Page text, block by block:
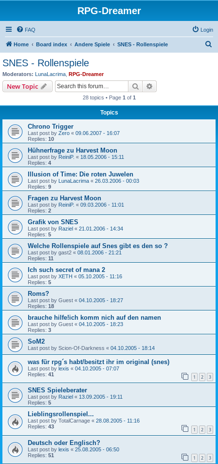
RPG-Dreamer
FAQ Login
Home Board index Andere Spiele SNES - Rollenspiele
SNES - Rollenspiele
Moderators: LunaLacrima RPG-Dreamer
New Topic Search
28 topics • Page 1 of 1
Topics
Chrono Trigger
Last post by Zero « 09.06.2007 - 16:07
Replies: 10
Hühnerfrage zu Harvest Moon
Last post by ReiniP. « 18.05.2006 - 15:11
Replies: 4
Illusion of Time: Die roten Juwelen
Last post by LunaLacrima « 26.03.2006 - 00:03
Replies: 9
Fragen zu Harvest Moon
Last post by ReiniP. « 09.03.2006 - 11:01
Replies: 2
Grafik von SNES
Last post by Raziel « 21.01.2006 - 14:34
Replies: 5
Welche Rollenspiele auf Snes gibt es den so ?
Last post by gast2 « 08.01.2006 - 21:21
Replies: 11
Ich such secret of mana 2
Last post by XETH « 05.10.2005 - 11:16
Replies: 5
Roms?
Last post by Guest « 04.10.2005 - 18:27
Replies: 18
brauche hilfe!ich komm nich auf den namen
Last post by Guest « 04.10.2005 - 18:23
Replies: 3
SoM2
Last post by Scion-Of-Darkness « 04.10.2005 - 18:14
was für rpg´s habt/besitzt ihr im original (snes)
Last post by lexis « 04.10.2005 - 07:07
Replies: 41 1 2 3
SNES Spieleberater
Last post by Raziel « 13.09.2005 - 19:11
Replies: 5
Lieblingsrollenspiel...
Last post by TotalCarnage « 28.08.2005 - 11:16
Replies: 43 1 2 3
Deutsch oder Englisch?
Last post by lexis « 25.08.2005 - 06:50
Replies: 51 1 2 3